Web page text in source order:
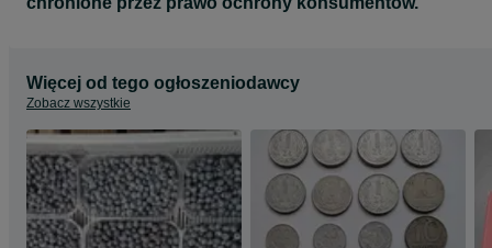
Więcej od tego ogłoszeniodawcy
Zobacz wszystkie